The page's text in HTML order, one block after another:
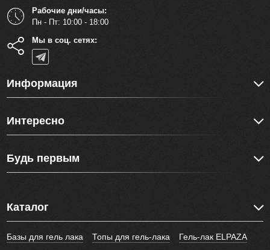
Рабочие дни/часы:
Пн - Пт: 10:00 - 18:00
Мы в соц. сетях:
Информация
Интересно
Будь первым
Каталог
Базы для гель лака Топы для гель-лака
Гель-лак ELPAZA